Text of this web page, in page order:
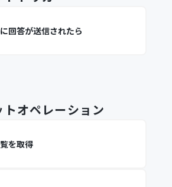
回答が送信されたら
オペレーション
を取得